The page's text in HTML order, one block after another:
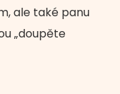
ale také panu
„doupěte